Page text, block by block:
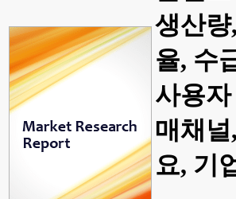
생산
율, 수
사용
매채
요, 기